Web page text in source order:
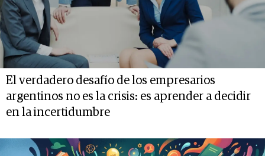
El verdadero desafío de los empresarios
argentinos no es la crisis: es aprender a decidir
en la incertidumbre